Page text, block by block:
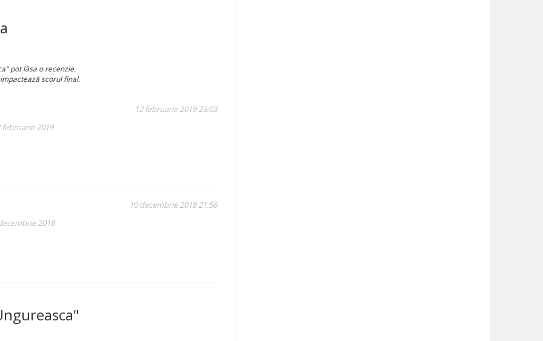
pot lăsa o recenzie.
scorul final.
12 februarie 2019 23:03
februarie 2019
10 decembrie 2018 21:56
2018